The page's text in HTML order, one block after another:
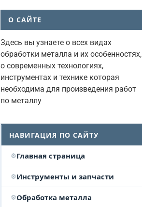
О САЙТЕ
Здесь вы узнаете о всех видах
обработки металла и их особенностях,
о современных технологиях,
инструментах и технике которая
необходима для произведения работ
по металлу
НАВИГАЦИЯ ПО САЙТУ
Главная страница
Инструменты и запчасти
Обработка металла